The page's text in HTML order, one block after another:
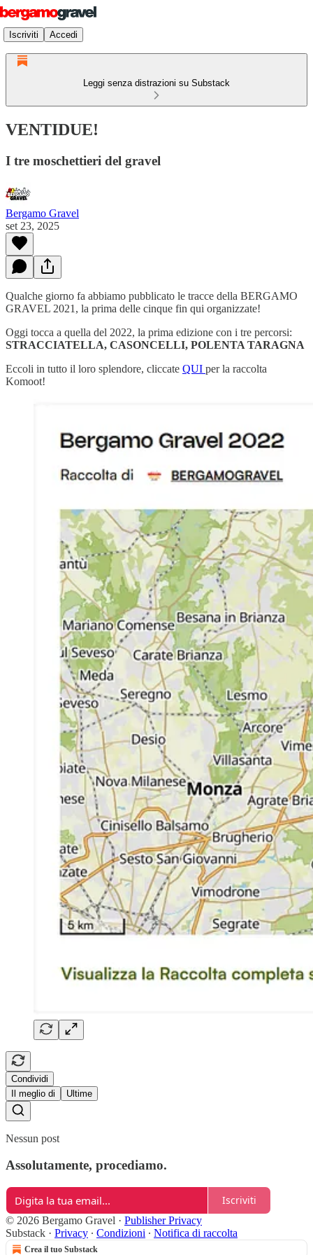
Iscriviti Accedi
Leggi senza distrazioni su Substack
VENTIDUE!
I tre moschettieri del gravel
Bergamo Gravel
set 23, 2025
Qualche giorno fa abbiamo pubblicato le tracce della BERGAMO
GRAVEL 2021, la prima delle cinque fin qui organizzate!
Oggi tocca a quella del 2022, la prima edizione con i tre percorsi:
STRACCIATELLA, CASONCELLI, POLENTA TARAGNA
Eccoli in tutto il loro splendore, cliccate QUI per la raccolta
Komoot!
Condividi
Il meglio di
Ultime
Nessun post
Assolutamente, procediamo.
Iscriviti
© 2026 Bergamo Gravel · Publisher Privacy
Substack · Privacy ∙ Condizioni ∙ Notifica di raccolta
Crea il tuo Substack